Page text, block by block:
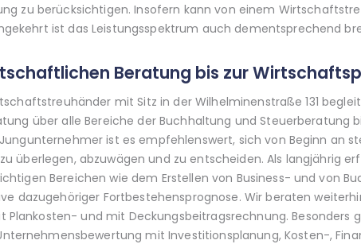
zu berücksichtigen. Insofern kann von einem
ist das Leistungsspektrum auch dementsprechend
Beratung bis zur
mit Sitz in der Wilhelminenstraße 131
über alle Bereiche der Buchhaltung und Steuerberatung
ist es empfehlenswert, sich von Beginn an
überlegen, abzuwägen und zu entscheiden. Als langjährig
Bereichen wie dem Erstellen von Business- und von
dazugehöriger Fortbestehensprognose. Wir beraten
und mit Deckungsbeitragsrechnung. Besonders
mit Investitionsplanung, Kosten-,